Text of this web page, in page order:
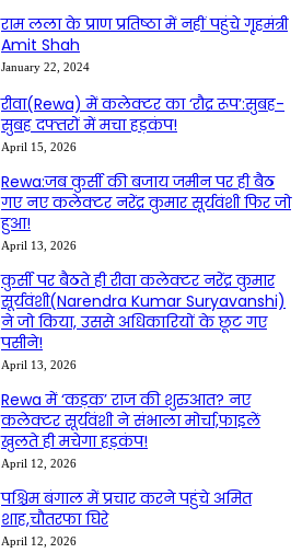
राम लला के प्राण प्रतिष्ठा में नहीं पहुंचे गृहमंत्री
Amit Shah
January 22, 2024
रीवा(Rewa) में कलेक्टर का ‘रौद्र रूप’:सुबह-
सुबह दफ्तरों में मचा हड़कंप!
April 15, 2026
Rewa:जब कुर्सी की बजाय जमीन पर ही बैठ
गए नए कलेक्टर नरेंद्र कुमार सूर्यवंशी फिर जो
हुआ!
April 13, 2026
कुर्सी पर बैठते ही रीवा कलेक्टर नरेंद्र कुमार
सूर्यवंशी(Narendra Kumar Suryavanshi)
ने जो किया, उससे अधिकारियों के छूट गए
पसीने!
April 13, 2026
Rewa में ‘कड़क’ राज की शुरुआत? नए
कलेक्टर सूर्यवंशी ने संभाला मोर्चा,फाइलें
खुलते ही मचेगा हड़कंप!
April 12, 2026
पश्चिम बंगाल में प्रचार करने पहुंचे अमित
शाह,चौतरफा घिरे
April 12, 2026